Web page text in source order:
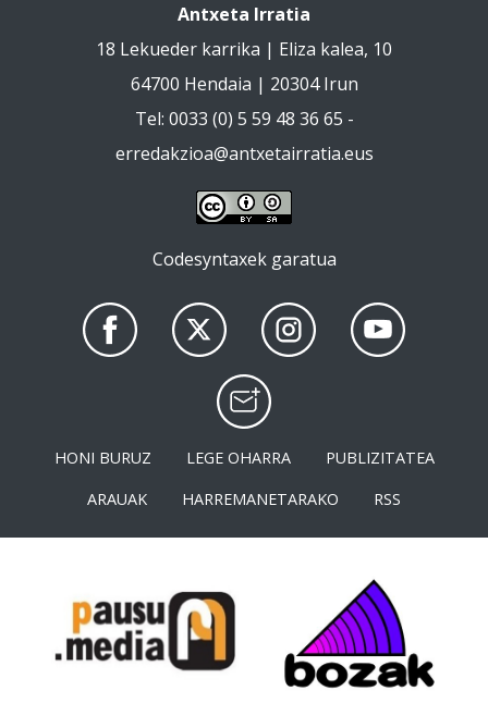
Antxeta Irratia
18 Lekueder karrika | Eliza kalea, 10
64700 Hendaia | 20304 Irun
Tel: 0033 (0) 5 59 48 36 65 -
erredakzioa@antxetairratia.eus
Codesyntaxek garatua
HONI BURUZ LEGE OHARRA
PUBLIZITATEA
ARAUAK
HARREMANETARAKO RSS